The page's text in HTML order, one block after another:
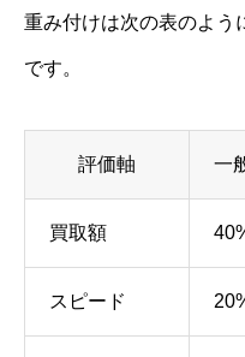
重み付けは次の表のよう
です。
評価軸 一
買取額
スピード